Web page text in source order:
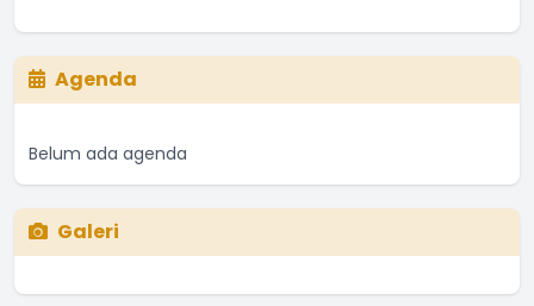
Agenda
Belum ada agenda
Galeri